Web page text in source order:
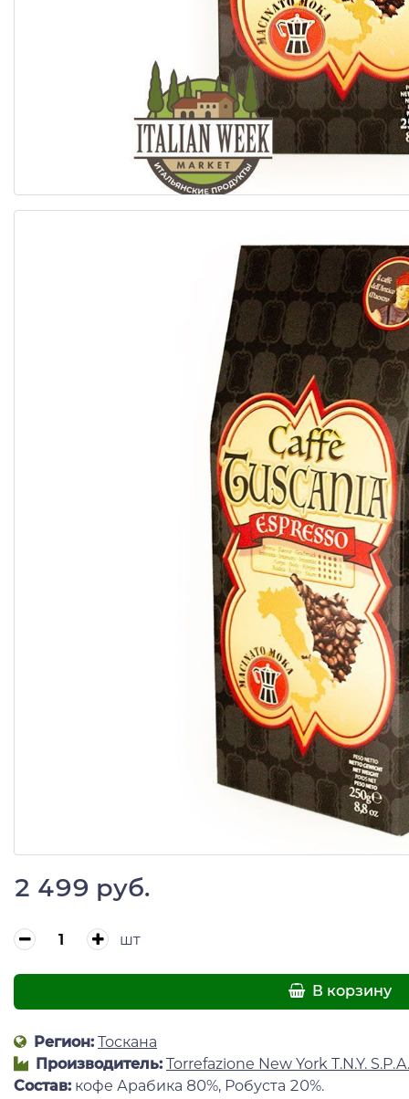
2 499 руб.
шт
В корзину
Регион: Тоскана
Производитель: Torrefazione New York T.N.Y. S.P.A.
Состав: кофе Арабика 80%, Робуста 20%.